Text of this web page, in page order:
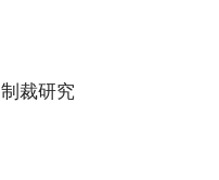
拘役；情节特别严重
刑。本法另有规定
裁研究